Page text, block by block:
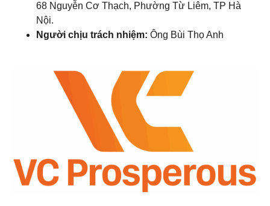
68 Nguyễn Cơ Thạch, Phường Từ Liêm, TP Hà
Nội.
Người chịu trách nhiệm: Ông Bùi Thọ Anh